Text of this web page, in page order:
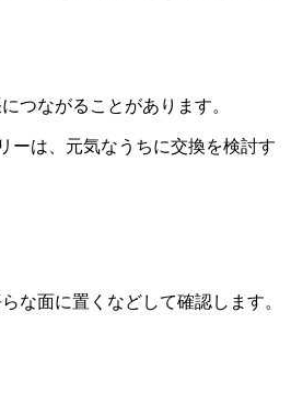
つながることがあります。
ーは、元気なうちに交換を検討す
な面に置くなどして確認します。